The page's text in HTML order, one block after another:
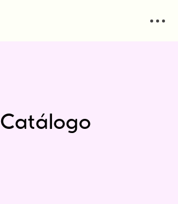
Catálogo